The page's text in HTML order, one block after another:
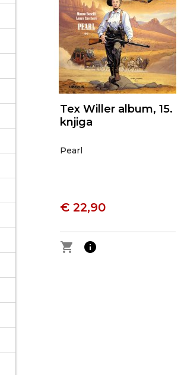
Tex Willer album, 15.
knjiga
Pearl
€ 22,90
shopping_cart info